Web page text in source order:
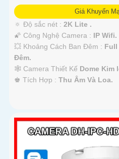
Giá Khuyến
🔅 Độ sắc nét : 2K Lite .
🌠 Công Nghệ Camera : IP Wifi.
💥 Khoảng Cách Ban Đêm : Full
Ðêm.
🕸️ Camera Thiết Kế Dome Kim
️♚ Tích Hợp : Thu Âm Và Loa.